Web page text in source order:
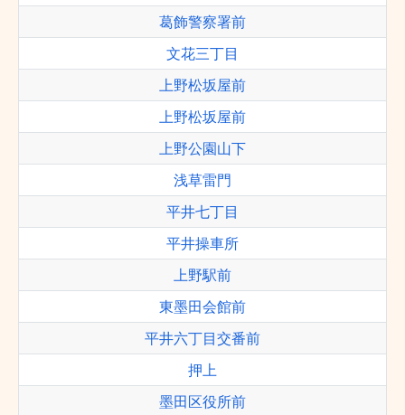
葛飾警察署前
文花三丁目
上野松坂屋前
上野松坂屋前
上野公園山下
浅草雷門
平井七丁目
平井操車所
上野駅前
東墨田会館前
平井六丁目交番前
押上
墨田区役所前